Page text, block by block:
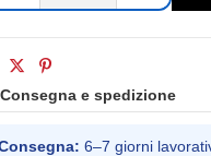
e spedizione
6–7 giorni